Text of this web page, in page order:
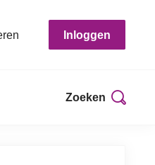
Inloggen
Zoeken